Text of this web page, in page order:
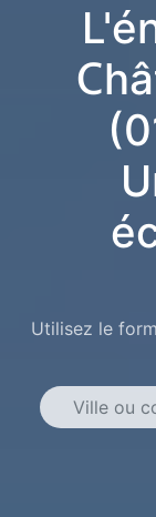
Utilisez le